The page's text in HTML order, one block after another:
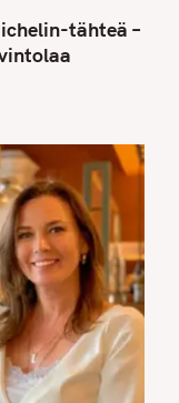
tähteä –